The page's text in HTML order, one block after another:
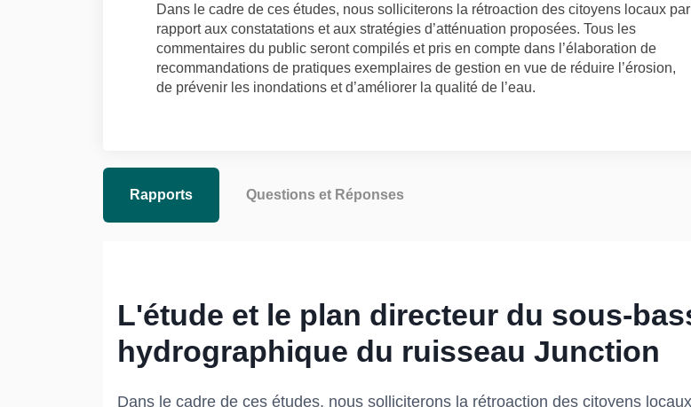
Dans le cadre de ces études, nous solliciterons la rétroaction des citoyens locaux par
rapport aux constatations et aux stratégies d’atténuation proposées. Tous les
commentaires du public seront compilés et pris en compte dans l’élaboration de
recommandations de pratiques exemplaires de gestion en vue de réduire l’érosion,
de prévenir les inondations et d’améliorer la qualité de l’eau.
Rapports Questions et Réponses